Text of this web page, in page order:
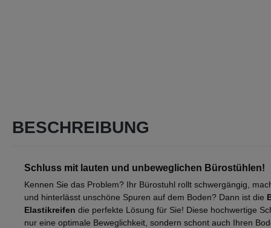
BESCHREIBUNG
Schluss mit lauten und unbeweglichen Bürostühlen!
Kennen Sie das Problem? Ihr Bürostuhl rollt schwergängig,
und hinterlässt unschöne Spuren auf dem Boden? Dann ist die
Elastikreifen die perfekte Lösung für Sie! Diese hochwertige
nur eine optimale Beweglichkeit, sondern schont auch Ihren